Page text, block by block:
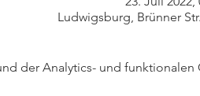
Ludwigsburg, Brünner
der Analytics- und